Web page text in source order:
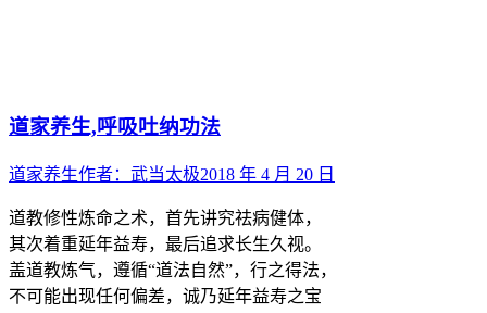
道家养生,呼吸吐纳功法
道家养生作者： 武当太极2018 年 4 月 20 日
道教修性炼命之术，首先讲究祛病健体，
其次着重延年益寿，最后追求长生久视。
盖道教炼气，遵循“道法自然”，行之得法，
不可能出现任何偏差，诚乃延年益寿之宝